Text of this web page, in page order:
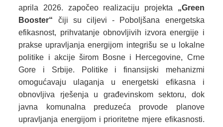
aprila 2026. započeo realizaciju projekta „Green
Booster“ čiji su ciljevi - Poboljšana energetska
efikasnost, prihvatanje obnovljivih izvora energije i
prakse upravljanja energijom integrišu se u lokalne
politike i akcije širom Bosne i Hercegovine, Crne
Gore i Srbije. Politike i finansijski mehanizmi
omogućavaju ulaganja u energetski efikasna i
obnovljiva rješenja u građevinskom sektoru, dok
javna komunalna preduzeća provode planove
upravljanja energijom i prioritetne mjere efikasnosti.